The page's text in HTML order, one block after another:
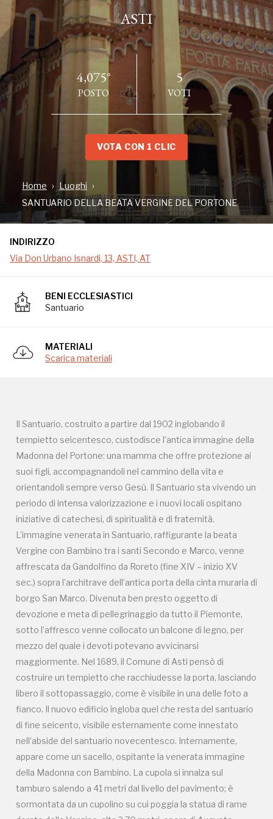
ASTI
4,075°
POSTO
5
VOTI
VOTA CON 1 CLIC
Home
Luoghi
SANTUARIO DELLA BEATA VERGINE DEL PORTONE
INDIRIZZO
Via Don Urbano Isnardi, 13, ASTI, AT
BENI ECCLESIASTICI
Santuario
MATERIALI
Scarica materiali
Il Santuario, costruito a partire dal 1902 inglobando il
tempietto seicentesco, custodisce l’antica immagine della
Madonna del Portone: una mamma che offre protezione ai
suoi figli, accompagnandoli nel cammino della vita e
orientandoli sempre verso Gesù. Il Santuario sta vivendo un
periodo di intensa valorizzazione e i nuovi locali ospitano
iniziative di catechesi, di spiritualità e di fraternità.
L’immagine venerata in Santuario, raffigurante la beata
Vergine con Bambino tra i santi Secondo e Marco, venne
affrescata da Gandolfino da Roreto (fine XIV – inizio XV
sec.) sopra l’architrave dell’antica porta della cinta muraria di
borgo San Marco. Divenuta ben presto oggetto di
devozione e meta di pellegrinaggio da tutto il Piemonte,
sotto l’affresco venne collocato un balcone di legno, per
mezzo del quale i devoti potevano avvicinarsi
maggiormente. Nel 1689, il Comune di Asti pensò di
costruire un tempietto che racchiudesse la porta, lasciando
libero il sottopassaggio, come è visibile in una delle foto a
fianco. Il nuovo edificio ingloba quel che resta del santuario
di fine seicento, visibile esternamente come innestato
nell’abside del santuario novecentesco. Internamente,
appare come un sacello, ospitante la venerata immagine
della Madonna con Bambino. La cupola si innalza sul
tamburo salendo a 41 metri dal livello del pavimento; è
sormontata da un cupolino su cui poggia la statua di rame
Via Don Urbano Isnardi, 13, ASTI, AT
suoi figli, accompagnandoli nel cammino della vita e
orientandoli sempre verso Gesù. Il Santuario sta vivendo un
periodo di intensa valorizzazione e i nuovi locali ospitano
iniziative di catechesi, di spiritualità e di fraternità.
L’immagine venerata in Santuario, raffigurante la beata
borgo San Marco. Divenuta ben presto oggetto di
devozione e meta di pellegrinaggio da tutto il Piemonte,
sotto l’affresco venne collocato un balcone di legno, per
mezzo del quale i devoti potevano avvicinarsi
maggiormente. Nel 1689, il Comune di Asti pensò di
costruire un tempietto che racchiudesse la porta, lasciando
libero il sottopassaggio, come è visibile in una delle foto a
fianco. Il nuovo edificio ingloba quel che resta del santuario
di fine seicento, visibile esternamente come innestato
nell’abside del santuario novecentesco. Internamente,
appare come un sacello, ospitante la venerata immagine
della Madonna con Bambino. La cupola si innalza sul
tamburo salendo a 41 metri dal livello del pavimento; è
sormontata da un cupolino su cui poggia la statua di rame
dorato della Vergine, alta 3,70 metri, opera di Augusto
Milani. L’altezza totale è di 50,20 metri.
www.madonnadelportone.net
Campagne in corso in questo